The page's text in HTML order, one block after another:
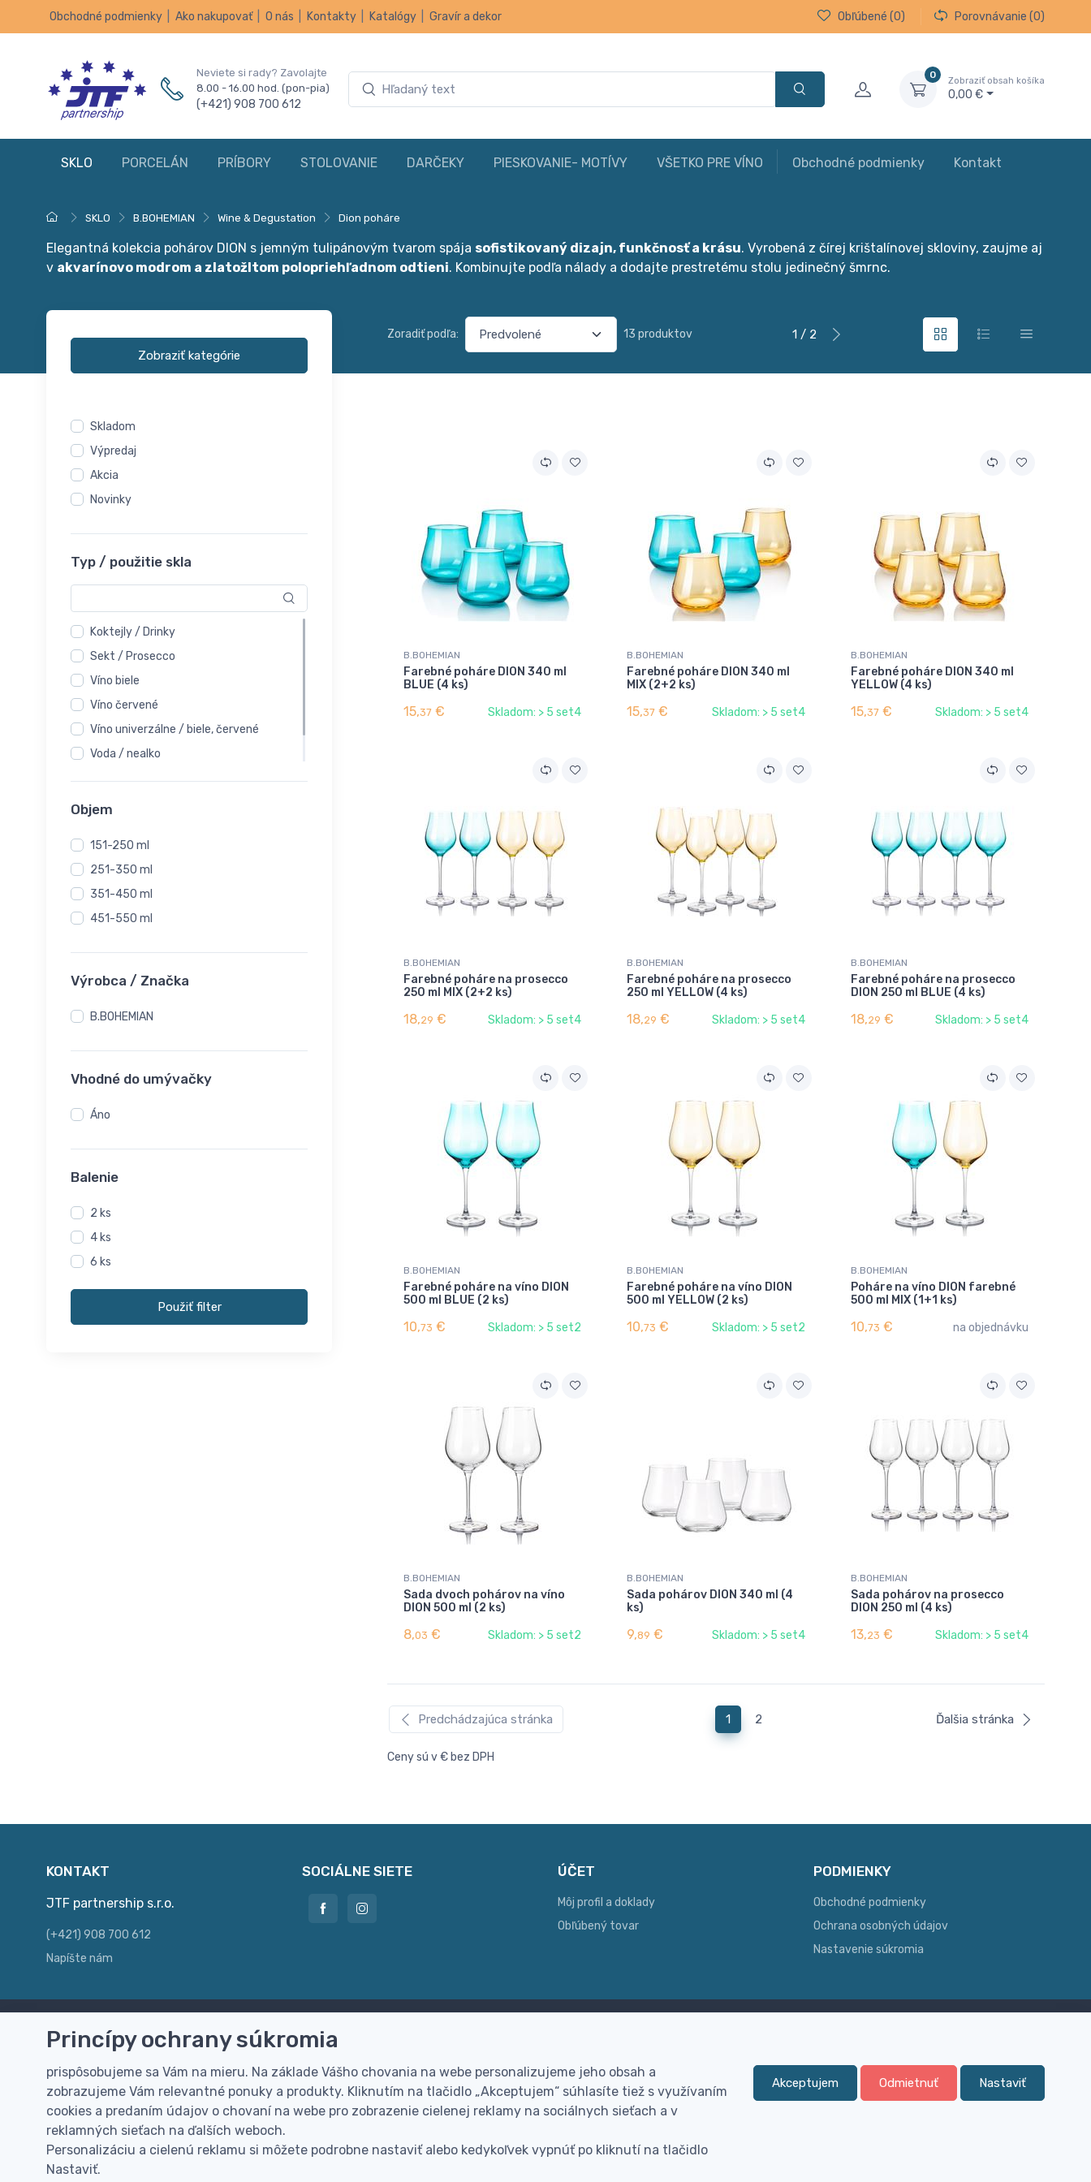
Obchodné podmienky Ako nakupovať O nás Kontakty Katalógy Gravír a dekor Obľúbené (0) Porovnávanie (0)
Neviete si rady? Zavolajte
8.00 - 16.00 hod. (pon-pia)
(+421) 908 700 612
0
Zobraziť obsah košíka
0,00 €
SKLO PORCELÁN PRÍBORY STOLOVANIE DARČEKY PIESKOVANIE- MOTÍVY VŠETKO PRE VÍNO Obchodné podmienky Kontakt
SKLO B.BOHEMIAN Wine & Degustation Dion poháre
Elegantná kolekcia pohárov DION s jemným tulipánovým tvarom spája sofistikovaný dizajn, funkčnosť a krásu. Vyrobená z čírej krištalínovej skloviny, zaujme aj
v akvarínovo modrom a zlatožltom polopriehľadnom odtieni. Kombinujte podľa nálady a dodajte prestretému stolu jedinečný šmrnc.
Zobraziť kategórie
Skladom
Výpredaj
Akcia
Novinky
Typ / použitie skla
Koktejly / Drinky
Sekt / Prosecco
Víno biele
Víno červené
Víno univerzálne / biele, červené
Voda / nealko
Whisky
Objem
151-250 ml
251-350 ml
351-450 ml
451-550 ml
Výrobca / Značka
B.BOHEMIAN
Vhodné do umývačky
Áno
Balenie
2 ks
4 ks
6 ks
Použiť filter
Zoradiť podľa: 13 produktov 1 / 2
B.BOHEMIAN
Farebné poháre DION 340 ml
BLUE (4 ks)
15,37 € Skladom: > 5 set4
B.BOHEMIAN
Farebné poháre DION 340 ml
MIX (2+2 ks)
15,37 € Skladom: > 5 set4
B.BOHEMIAN
Farebné poháre DION 340 ml
YELLOW (4 ks)
15,37€ Skladom: > 5 set4
B.BOHEMIAN
Farebné poháre na prosecco
250 ml MIX (2+2 ks)
18,29 € Skladom: > 5 set4
B.BOHEMIAN
Farebné poháre na prosecco
250 ml YELLOW (4 ks)
18,29 € Skladom: > 5 set4
B.BOHEMIAN
Farebné poháre na prosecco
DION 250 ml BLUE (4 ks)
18,29 € Skladom: > 5 set4
B.BOHEMIAN
Farebné poháre na víno DION
500 ml BLUE (2 ks)
10,73 € Skladom: > 5 set2
B.BOHEMIAN
Farebné poháre na víno DION
500 ml YELLOW (2 ks)
10,73 € Skladom: > 5 set2
B.BOHEMIAN
Poháre na víno DION farebné
500 ml MIX (1+1 ks)
10,73 € na objednávku
B.BOHEMIAN
Sada dvoch pohárov na víno
DION 500 ml (2 ks)
8,03 € Skladom: > 5 set2
B.BOHEMIAN
Sada pohárov DION 340 ml (4
ks)
9,89 € Skladom: > 5 set4
B.BOHEMIAN
Sada pohárov na prosecco
DION 250 ml (4 ks)
13,23 € Skladom: > 5 set4
Predchádzajúca stránka 1 2 Ďalšia stránka
Ceny sú v € bez DPH
KONTAKT
JTF partnership s.r.o.
(+421) 908 700 612
Napíšte nám
SOCIÁLNE SIETE ÚČET
Môj profil a doklady
Obľúbený tovar
PODMIENKY
Obchodné podmienky
Ochrana osobných údajov
Nastavenie súkromia
Doprava zdarma
Doručenie k Vám domov zdarma od
100 EUR (bez DPH)
Rýchla online platba, bankovým
prevodom alebo na dobierku
Vyrobíme Vám vlastný originálny
darček
Široký sortiment, z ktorého Vám
pomôžeme vybrať
Princípy ochrany súkromia
prispôsobujeme sa Vám na mieru. Na základe Vášho chovania na webe personalizujeme jeho obsah a
zobrazujeme Vám relevantné ponuky a produkty. Kliknutím na tlačidlo „Akceptujem“ súhlasíte tiež s využívaním
cookies a predaním údajov o chovaní na webe pro zobrazenie cielenej reklamy na sociálnych sieťach a v
reklamných sieťach na ďalších weboch.
Personalizáciu a cielenú reklamu si môžete podrobne nastaviť alebo kedykoľvek vypnúť po kliknutí na tlačidlo
Nastaviť.
Akceptujem Odmietnuť Nastaviť